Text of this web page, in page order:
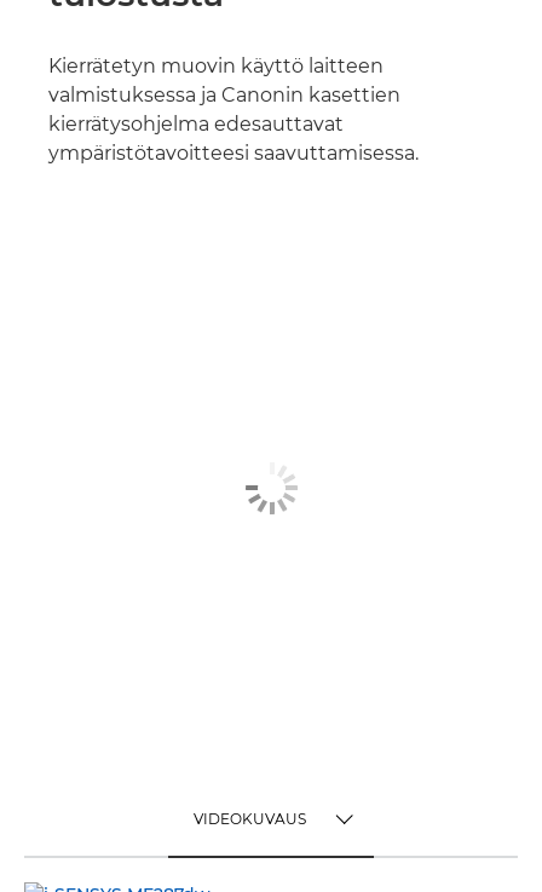
Kierrätetyn muovin käyttö laitteen
valmistuksessa ja Canonin kasettien
kierrätysohjelma edesauttavat
ympäristötavoitteesi saavuttamisessa.
VIDEOKUVAUS